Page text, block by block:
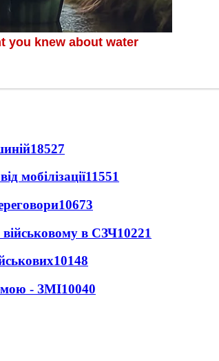
18527
мобілізації11551
10673
в СЗЧ10221
10148
- ЗМІ10040